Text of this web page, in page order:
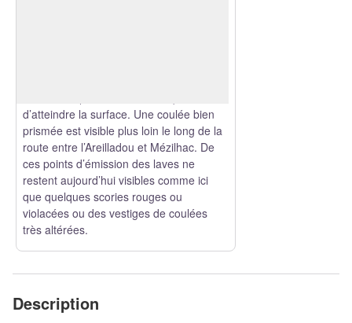
d’atteindre la surface. Une coulée bien
prismée est visible plus loin le long de la
route entre l’Areilladou et Mézilhac. De
ces points d’émission des laves ne
restent aujourd’hui visibles comme ici
que quelques scories rouges ou
violacées ou des vestiges de coulées
très altérées.
Description